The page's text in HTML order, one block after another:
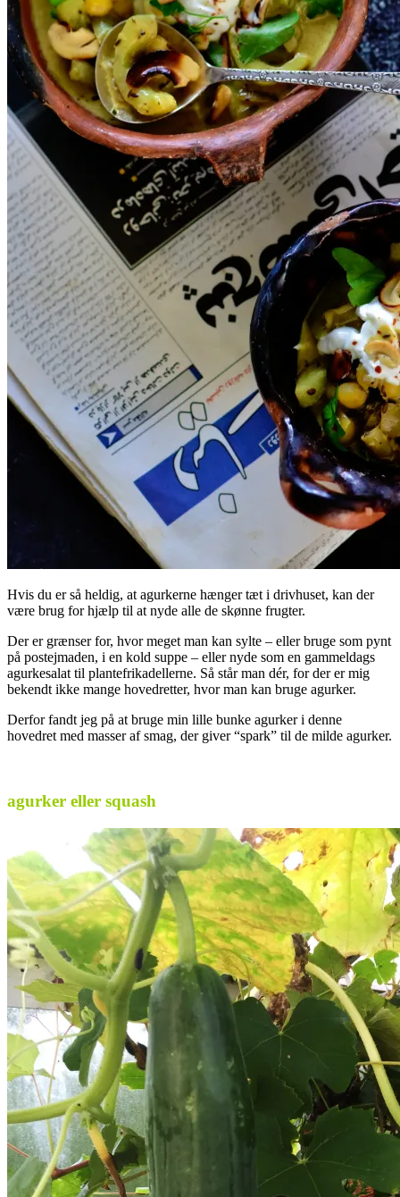
Hvis du er så heldig, at agurkerne hænger tæt i drivhuset, kan der
være brug for hjælp til at nyde alle de skønne frugter.
Der er grænser for, hvor meget man kan sylte – eller bruge som pynt
på postejmaden, i en kold suppe – eller nyde som en gammeldags
agurkesalat til plantefrikadellerne. Så står man dér, for der er mig
bekendt ikke mange hovedretter, hvor man kan bruge agurker.
Derfor fandt jeg på at bruge min lille bunke agurker i denne
hovedret med masser af smag, der giver “spark” til de milde agurker.
agurker eller squash